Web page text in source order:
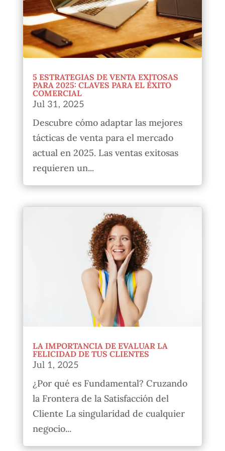
5 ESTRATEGIAS DE VENTA EXITOSAS
PARA 2025: CLAVES PARA EL ÉXITO
COMERCIAL
Jul 31, 2025
Descubre cómo adaptar las mejores
tácticas de venta para el mercado
actual en 2025. Las ventas exitosas
requieren un...
LA IMPORTANCIA DE EVALUAR LA
FELICIDAD DE TUS CLIENTES
Jul 1, 2025
¿Por qué es Fundamental? Cruzando
la Frontera de la Satisfacción del
Cliente La singularidad de cualquier
negocio...